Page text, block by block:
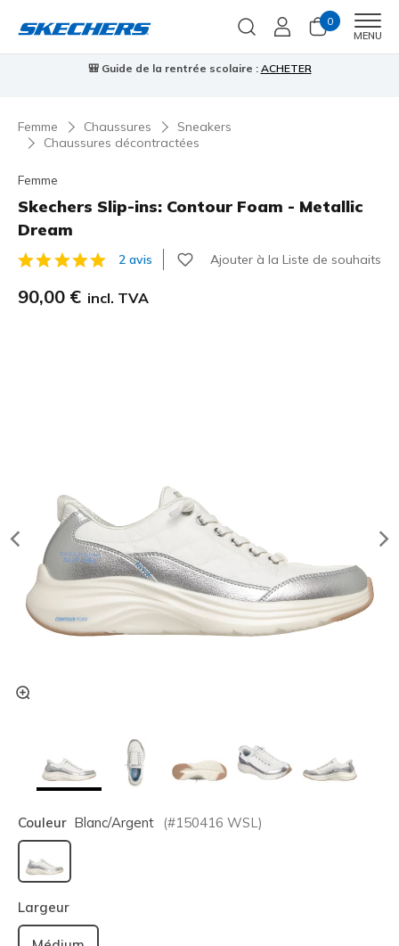
0
MENU
Skechers VIP :retours sous 45 jours pour les membres
Femme Chaussures
Sneakers
Chaussures décontractées
Femme
Skechers Slip-ins: Contour Foam - Metallic
Dream
Évaluation client 4,7 sur 5
2 avis Ajouter à la Liste de souhaits
90,00 € incl. TVA
Couleur Blanc/argent (#150416 WSL)
sélectionné
Largeur